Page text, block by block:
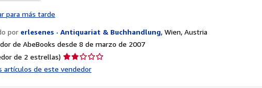
para más tarde
por erlesenes · Antiquariat & Buchhandlung, Wien, Austria
de AbeBooks desde 8 de marzo de 2007
de 2 estrellas) Calificación
artículos de este vendedor